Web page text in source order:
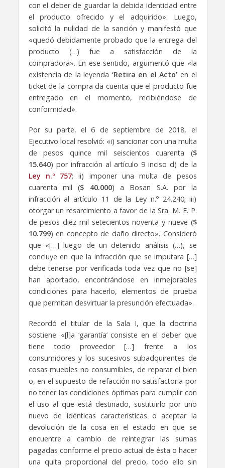
con el deber de guardar la debida identidad entre
el producto ofrecido y el adquirido». Luego,
solicitó la nulidad de la sanción y manifestó que
«quedó debidamente probado que la entrega del
producto (…) fue a satisfacción de la
compradora». En ese sentido, argumentó que «la
existencia de la leyenda ‘Retira en el Acto’ en el
ticket de la compra da cuenta que el producto fue
entregado en el momento, recibiéndose de
conformidad».
Por su parte, el 6 de septiembre de 2018, el
Ejecutivo local resolvió: «i) sancionar con una multa
de pesos quince mil seiscientos cuarenta ($
15.640) por infracción al artículo 9 inciso d) de la
Ley n.º 757; ii) imponer una multa de pesos
cuarenta mil ($ 40.000) a Bosan S.A. por la
infracción al artículo 11 de la Ley n.º 24.240; iii)
otorgar un resarcimiento a favor de la Sra. M. E. P.
de pesos diez mil setecientos noventa y nueve ($
10.799) en concepto de daño directo». Consideró
que «[…] luego de un detenido análisis (…), se
concluye en que la infracción que se imputara […]
debe tenerse por verificada toda vez que no [se]
han aportado, encontrándose en inmejorables
condiciones para hacerlo, elementos de prueba
que permitan desvirtuar la presunción efectuada».
Recordó el titular de la Sala I, que la doctrina
sostiene: «[l]a ‘garantía’ consiste en el deber que
tiene todo proveedor […] frente a los
consumidores y los sucesivos subadquirentes de
cosas muebles no consumibles, de reparar el bien
o, en el supuesto de refacción no satisfactoria por
no tener las condiciones óptimas para cumplir con
el uso al que está destinado, sustituirlo por uno
nuevo de idénticas características o aceptar la
devolución de la cosa en el estado en que se
encuentre a cambio de reintegrar las sumas
pagadas conforme el precio actual de ésta o hacer
una quita proporcional del precio, todo ello sin